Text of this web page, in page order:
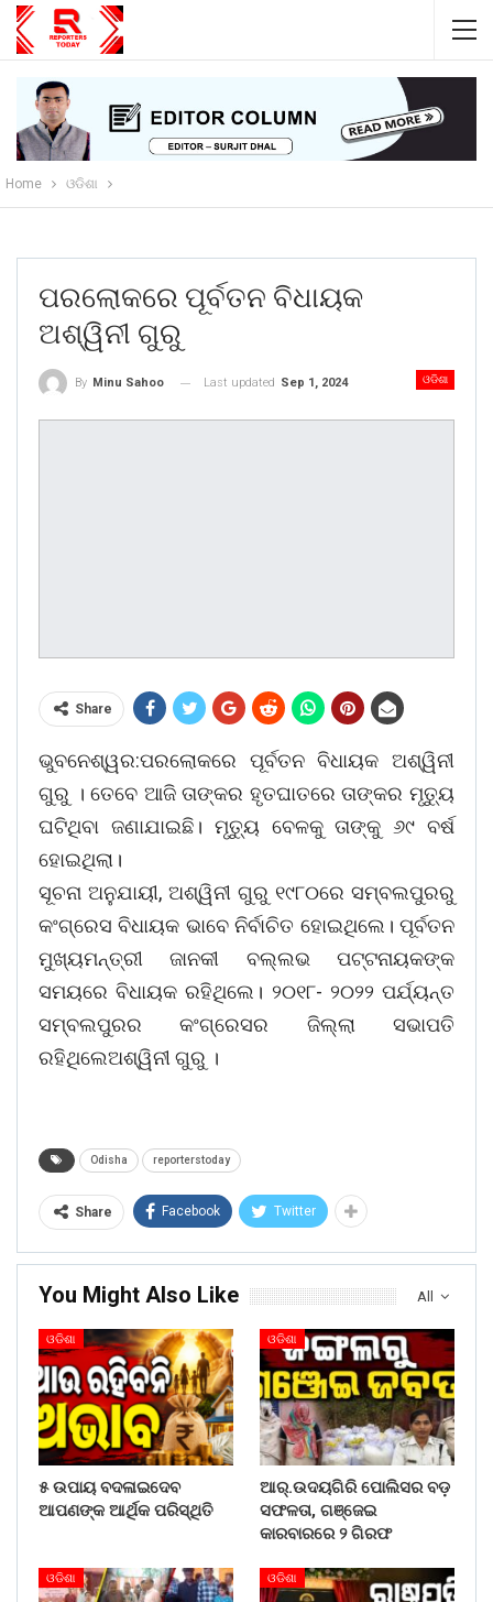
Home ଓଡିଶା
ପରଲୋକରେ ପୂର୍ବତନ ବିଧାୟକ
ଅଶ୍ୱିନୀ ଗୁରୁ
ଓଡିଶା
By Minu Sahoo Last updated Sep 1, 2024
Share
ଭୁବନେଶ୍ୱର:ପରଲୋକରେ ପୂର୍ବତନ ବିଧାୟକ ଅଶ୍ୱିନୀ
ଗୁରୁ । ତେବେ ଆଜି ତାଙ୍କର ହୃତଘାତରେ ତାଙ୍କର ମୃତ୍ୟୁ
ଘଟିଥିବା ଜଣାଯାଇଛି। ମୃତ୍ୟୁ ବେଳକୁ ତାଙ୍କୁ ୬୯ ବର୍ଷ
ହୋଇଥିଲା।
ସୂଚନା ଅନୁଯାୟୀ, ଅଶ୍ୱିନୀ ଗୁରୁ ୧୯୮୦ରେ ସମ୍ବଲପୁରରୁ
କଂଗ୍ରେସ ବିଧାୟକ ଭାବେ ନିର୍ବାଚିତ ହୋଇଥିଲେ। ପୂର୍ବତନ
ମୁଖ୍ୟମନ୍ତ୍ରୀ ଜାନକୀ ବଲ୍ଲଭ ପଟ୍ଟନାୟକଙ୍କ
ସମୟରେ ବିଧାୟକ ରହିଥିଲେ। ୨୦୧୮- ୨୦୨୨ ପର୍ଯ୍ୟନ୍ତ
ସମ୍ବଲପୁରର କଂଗ୍ରେସର ଜିଲ୍ଲା ସଭାପତି
ରହିଥିଲେଅଶ୍ୱିନୀ ଗୁରୁ ।
Odisha reporterstoday
Share Facebook Twitter
All
You Might Also Like
ଓଡିଶା
୫ ଉପାୟ ବଦଳାଇଦେବ
ଆପଣଙ୍କ ଆର୍ଥିକ ପରିସ୍ଥିତି
ଓଡିଶା
ଆର୍.ଉଦୟଗିରି ପୋଲିସର ବଡ଼
ସଫଳତା, ଗଞ୍ଜେଇ
କାରବାରରେ ୨ ଗିରଫ
ଓଡିଶା ଓଡିଶା